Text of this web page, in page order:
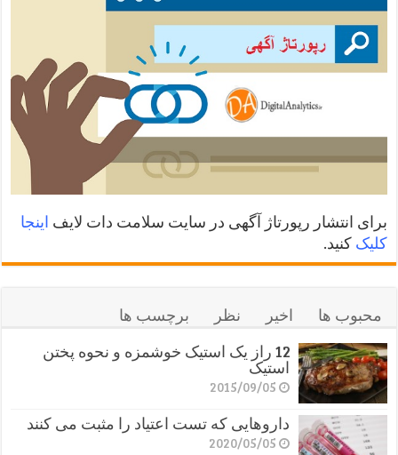
برای انتشار رپورتاژ آگهی در سایت سلامت دات لایف اینجا
کلیک کنید.
محبوب ها اخیر نظر
برچسب ها
12 راز یک استیک خوشمزه و نحوه پختن
استیک
2015/09/05
داروهایی که تست اعتیاد را مثبت می کنند
2020/05/05